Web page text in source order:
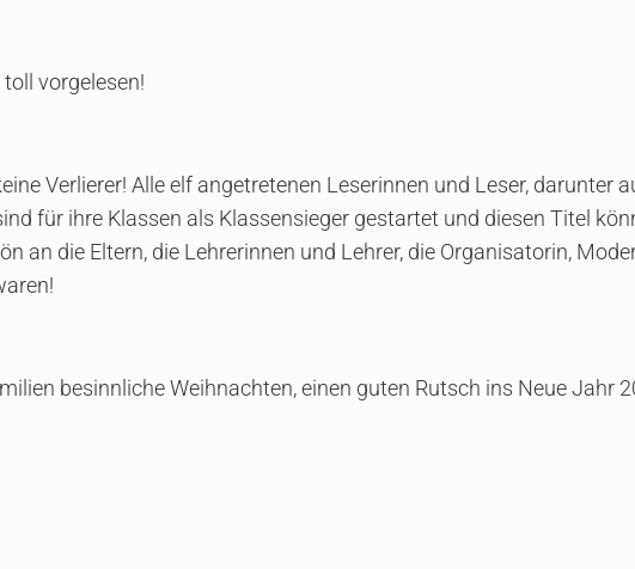
vorgelesen!
Verlierer! Alle elf angetretenen Leserinnen und Leser, darunter
für ihre Klassen als Klassensieger gestartet und diesen Titel
an die Eltern, die Lehrerinnen und Lehrer, die Organisatorin,
besinnliche Weihnachten, einen guten Rutsch ins Neue Jahr